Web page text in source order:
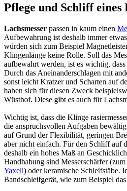
Pflege und Schliff eines
Lachsmesser passen in kaum einen
Aufbewahrung ist deshalb immer
würden sich zum Beispiel
Klingenlänge keine Rolle. Soll das
aufbewahrt werden, ist es wichtig,
Durch das Aneinanderschlagen mit
sonst leicht Kratzer und Scharten auf
haben sich für diesen Zweck
Wüsthof. Diese gibt es auch für
Wichtig ist, dass die Klinge
die anspruchsvollen Aufgaben
auf Grund der Flexibilität, geringen
aber nicht einfach. Für den Schliff auf
deshalb ein hohes Maß an
Handhabung sind Messerschärfer
Yaxell) oder keramische Schleifstäbe.
Bandschleifgerät, wie zum Beispiel